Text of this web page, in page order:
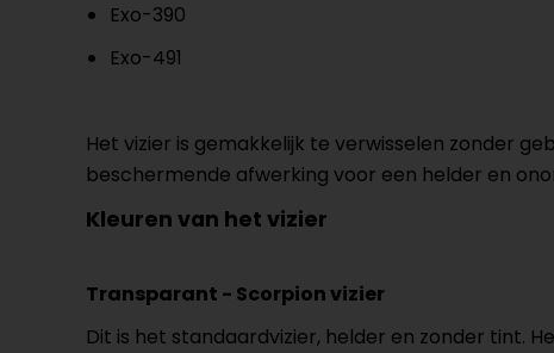
Exo-390
Exo-491
Het vizier is gemakkelijk te verwisselen zonder
beschermende afwerking voor een helder en
Kleuren van het vizier
Transparant - Scorpion vizier
Dit is het standaardvizier, helder en zonder tint.